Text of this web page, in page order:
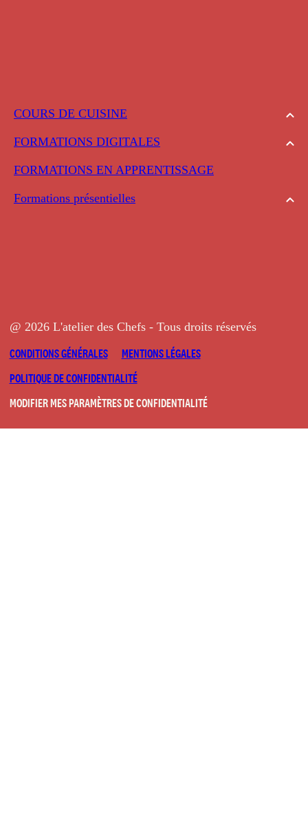
COURS DE CUISINE
FORMATIONS DIGITALES
FORMATIONS EN APPRENTISSAGE
Formations présentielles
@ 2026 L'atelier des Chefs - Tous droits réservés
CONDITIONS GÉNÉRALES
MENTIONS LÉGALES
POLITIQUE DE CONFIDENTIALITÉ
MODIFIER MES PARAMÈTRES DE CONFIDENTIALITÉ